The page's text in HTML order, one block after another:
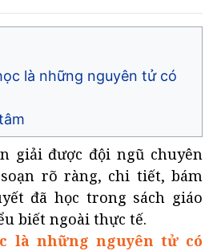
là những nguyên tử có
giải được đội ngũ chuyên
rõ ràng, chi tiết, bám
đã học trong sách giáo
biết ngoài thực tế.
là những nguyên tử có